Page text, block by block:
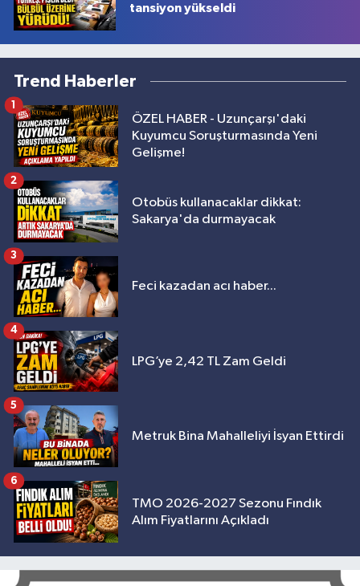
tansiyon yükseldi
Trend Haberler
ÖZEL HABER - Uzunçarşı'daki
Kuyumcu Soruşturmasında Yeni
Gelişme!
1
Otobüs kullanacaklar dikkat:
Sakarya'da durmayacak
2
Feci kazadan acı haber...
3
LPG’ye 2,42 TL Zam Geldi
4
Metruk Bina Mahalleliyi İsyan Ettirdi
5
TMO 2026-2027 Sezonu Fındık
Alım Fiyatlarını Açıkladı
6